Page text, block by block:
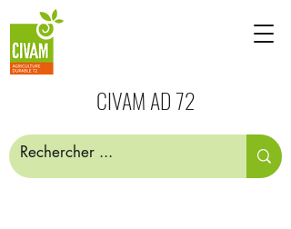
CIVAM AD 72